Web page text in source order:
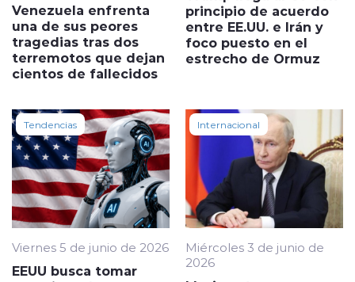
Venezuela enfrenta
una de sus peores
tragedias tras dos
terremotos que dejan
cientos de fallecidos
principio de acuerdo
entre EE.UU. e Irán y
foco puesto en el
estrecho de Ormuz
Tendencias
Viernes 5 de junio de 2026
EEUU busca tomar
Internacional
Miércoles 3 de junio de
2026